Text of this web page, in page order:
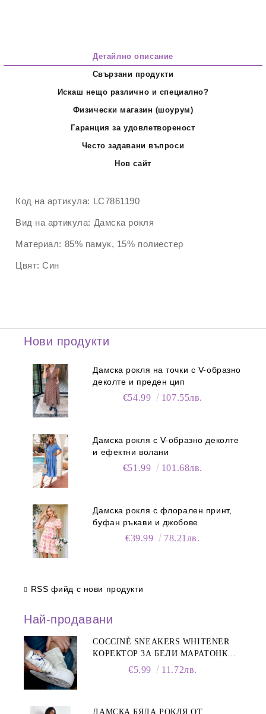
Детайлно описание
Свързани продукти
Искаш нещо различно и специално?
Физически магазин (шоурум)
Гаранция за удовлетвореност
Често задавани въпроси
Нов сайт
Код на артикула: LC7861190
Вид на артикула: Дамска рокля
Материал: 85% памук, 15% полиестер
Цвят: Син
Нови продукти
Дамска рокля на точки с V-образно
деколте и преден цип
€54.99 107.55лв.
Дамска рокля с V-образно деколте
и ефектни волани
€51.99 101.68лв.
Дамска рокля с флорален принт,
буфан ръкави и джобове
€39.99 78.21лв.
RSS фийд с нови продукти
Най-продавани
COCCINÈ SNEAKERS WHITENER
КОРЕКТОР ЗА БЕЛИ МАРАТОНКИ,
€5.99 11.72лв.
ДАМСКА БЯЛА РОКЛЯ ОТ